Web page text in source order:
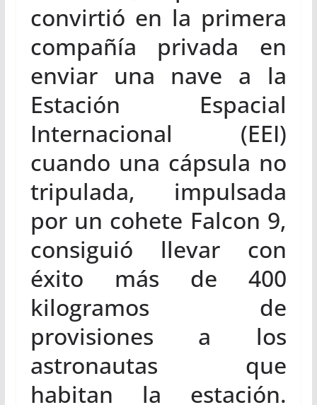
convirtió en la primera
compañía privada en
enviar una nave a la
Estación Espacial
Internacional (EEI)
cuando una cápsula no
tripulada, impulsada
por un cohete Falcon 9,
consiguió llevar con
éxito más de 400
kilogramos de
provisiones a los
astronautas que
habitan la estación.